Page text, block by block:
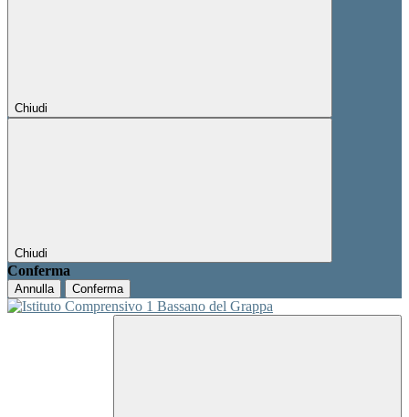
Chiudi
Chiudi
Conferma
Annulla Conferma